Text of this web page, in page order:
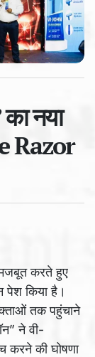
नया
Razor
मजबूत करते हुए
पेश किया है।
तक पहुंचाने
ने वी-
करने की घोषणा